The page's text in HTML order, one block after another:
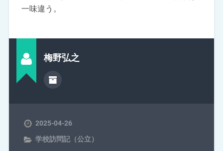
一味違う。
梅野弘之
2025-04-26
学校訪問記（公立）